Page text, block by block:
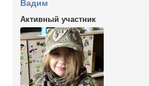
Вадим
Активный участник